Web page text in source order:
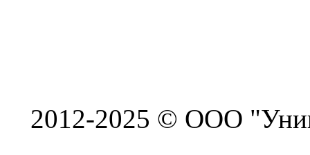
2012-2025 © ООО